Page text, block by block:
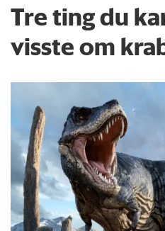
Tre ting du
visste om